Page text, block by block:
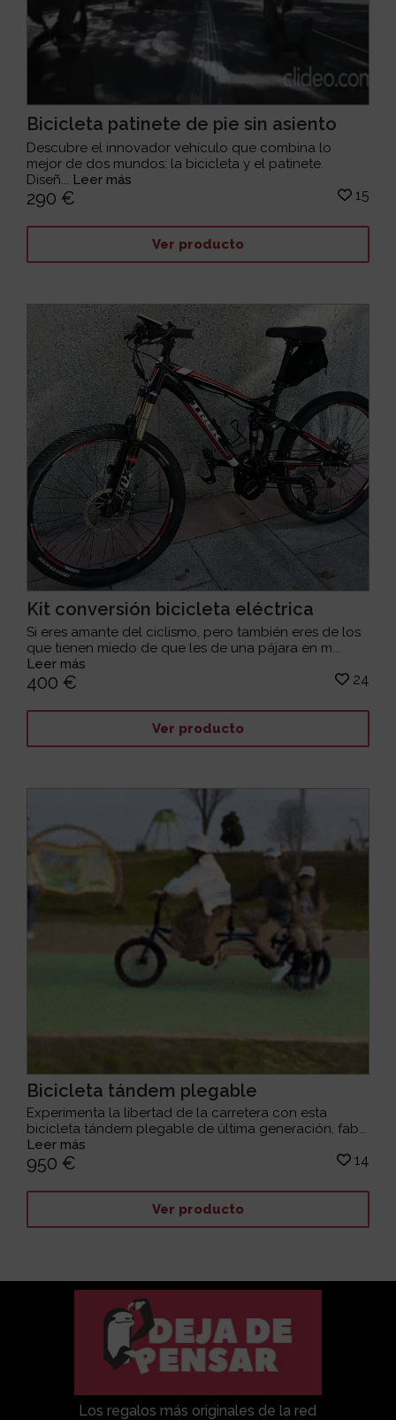
Bicicleta patinete de pie sin asiento
Descubre el innovador vehículo que combina lo
mejor de dos mundos: la bicicleta y el patinete.
Diseñ... Leer más
290 € 15
Ver producto
Kit conversión bicicleta eléctrica
Si eres amante del ciclismo, pero también eres de los
que tienen miedo de que les de una pájara en m...
Leer más
400 € 24
Ver producto
Bicicleta tándem plegable
Experimenta la libertad de la carretera con esta
bicicleta tándem plegable de última generación, fab...
Leer más
950 € 14
Ver producto
Los regalos más originales de la red